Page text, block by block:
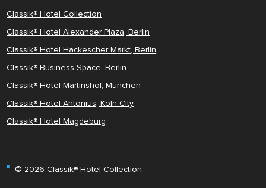
Classik® Hotel Collection
Classik® Hotel Alexander Plaza, Berlin
Classik® Hotel Hackescher Markt, Berlin
Classik® Business Space, Berlin
Classik® Hotel Martinshof, München
Classik® Hotel Antonius, Köln City
Classik® Hotel Magdeburg
© 2026 Classik® Hotel Collection